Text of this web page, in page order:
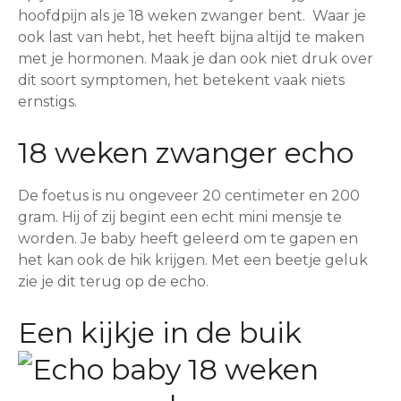
hoofdpijn als je 18 weken zwanger bent. Waar je
ook last van hebt, het heeft bijna altijd te maken
met je hormonen. Maak je dan ook niet druk over
dit soort symptomen, het betekent vaak niets
ernstigs.
18 weken zwanger echo
De foetus is nu ongeveer 20 centimeter en 200
gram. Hij of zij begint een echt mini mensje te
worden. Je baby heeft geleerd om te gapen en
het kan ook de hik krijgen. Met een beetje geluk
zie je dit terug op de echo.
Een kijkje in de buik